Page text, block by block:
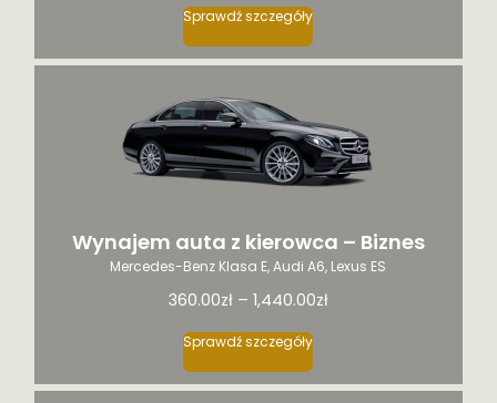
Sprawdź szczegóły
ma
wariantów.
Opcje
wybrać
na
stronie
produktu
Wynajem auta z kierowca – Biznes
Mercedes-Benz Klasa E, Audi A6, Lexus ES
360.00zł– 1,440.00zł
Sprawdź szczegóły
Ten
ma
wariantów.
Opcje